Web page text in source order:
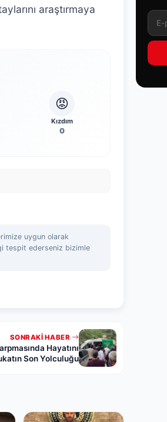
araştırmaya
😡
Kızdım
0
uygun olarak
tespit ederseniz bizimle
SONRAKI HABER
Hayatını
Son Yolculuğu